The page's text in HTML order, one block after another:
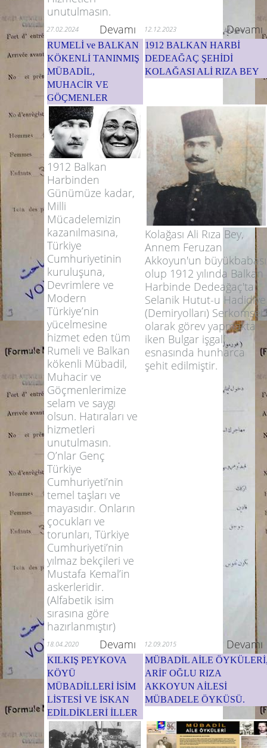
unutulmasın.
27.02.2024 Devamı 12.12.2023 Devamı
RUMELİ ve BALKAN
KÖKENLİ TANINMIŞ
MÜBADİL,
MUHACİR VE
GÖÇMENLER
1912 BALKAN HARBİ
DEDEAĞAÇ ŞEHİDİ
KOLAĞASI ALİ RIZA BEY
1912 Balkan
Harbinden
Günümüze kadar,
Milli
Mücadelemizin
kazanılmasına,
Türkiye
Cumhuriyetinin
kuruluşuna,
Devrimlere ve
Modern
Türkiye’nin
yücelmesine
hizmet eden tüm
Rumeli ve Balkan
kökenli Mübadil,
Muhacir ve
Göçmenlerimize
selam ve saygı
olsun. Hatıraları ve
hizmetleri
unutulmasın.
O’nlar Genç
Türkiye
Cumhuriyeti’nin
temel taşları ve
mayasıdır. Onların
çocukları ve
torunları, Türkiye
Cumhuriyeti’nin
yılmaz bekçileri ve
Mustafa Kemal’in
askerleridir.
(Alfabetik isim
sırasına göre
hazırlanmıştır)
Kolağası Ali Rıza Bey,
Annem Feruzan
Akkoyun'un büyükbabası
olup 1912 yılında Balkan
Harbinde Dedeağaç'ta
Selanik Hutut-u Hadidiye
(Demiryolları) Serkomseri
olarak görev yapmakta
iken Bulgar işgali
esnasında hunharca
şehit edilmiştir.
18.04.2020 Devamı 12.09.2015 Devamı
KILKIŞ PEYKOVA
KÖYÜ
MÜBADİLLERİ İSİM
LİSTESİ VE İSKAN
EDİLDİKLERİ İLLER
MÜBADİL AİLE
ARİF OĞLU RIZA
AKKOYUN AİLESİ
MÜBADELE ÖYKÜSÜ.